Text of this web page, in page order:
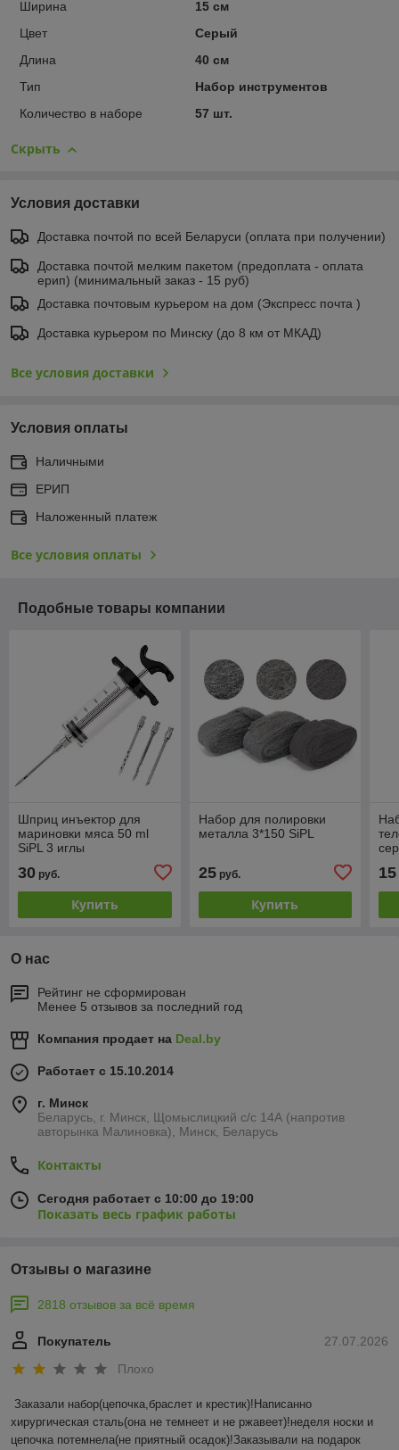
Ширина
15 см
Цвет
Серый
Длина
40 см
Тип
Набор инструментов
Количество в наборе
57 шт.
Скрыть
Условия доставки
Доставка почтой по всей Беларуси (оплата при получении)
Доставка почтой мелким пакетом (предоплата - оплата
ерип) (минимальный заказ - 15 руб)
Доставка почтовым курьером на дом (Экспресс почта )
Доставка курьером по Минску (до 8 км от МКАД)
Все условия доставки
Условия оплаты
Наличными
ЕРИП
Наложенный платеж
Все условия оплаты
Подобные товары компании
Шприц инъектор для
мариновки мяса 50 ml
SiPL 3 иглы
30 руб.
Купить
Набор для полировки
металла 3*150 SiPL
25руб.
Купить
15
О нас
Рейтинг не сформирован
Менее 5 отзывов за последний год
Компания продает на Deal.by
Работает с 15.10.2014
г. Минск
Беларусь, г. Минск, Щомыслицкий с/с 14А (напротив
авторынка Малиновка), Минск, Беларусь
Контакты
Сегодня работает с 10:00 до 19:00
Показать весь график работы
Отзывы о магазине
2818 отзывов за всё время
27.07.2026
Покупатель
Плохо
Заказали набор(цепочка,браслет и крестик)!Написанно
хирургическая сталь(она не темнеет и не ржавеет)!неделя носки и
цепочка потемнела(не приятный осадок)!Заказывали на подарок